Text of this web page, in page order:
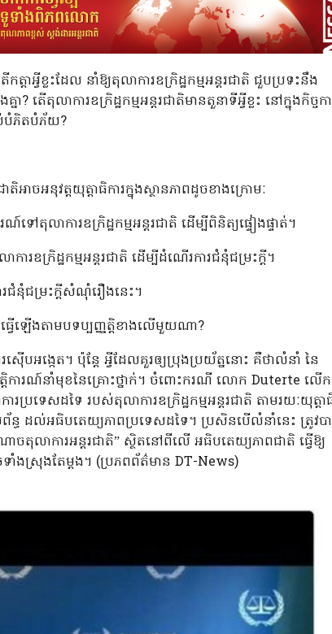
ាអ្វីខ្លះដែល នាំឱ្យតុលាការឧក្រិដ្ឋកម្មអន្តរជាតិ ជួបប្រទះនឹង
ើតុលាការឧក្រិដ្ឋកម្មអន្តរជាតិមានតួនាទីអ្វីខ្លះ នៅក្នុងកិច្ចក
បំភិតបំភ័យ?
អាចអនុវត្តយុត្តាធិការក្នុងស្ថានភាពដូចខាងក្រោមៈ
ទៅតុលាការឧក្រិដ្ឋកម្មអន្តរជាតិ ដើម្បីពិនិត្យផ្ទៀងផ្ទាត់។
ឧក្រិដ្ឋកម្មអន្តរជាតិ ដើម្បីដំណើរការជំនុំជម្រះក្តី។
ារជំនុំជម្រះក្តីសំណុំរឿងនេះ។
វើឡើងតាមបទប្បញ្ញត្តិខាងលើមួយណា?
បអង្កេត។ ប៉ុន្តែ អ្វីដែលគួរឲ្យប្រុងប្រយ័ត្ននោះ គឺថាលំនាំ នៃ
រឹត្តិការណ៍នាំមុខនៃគ្រោះថ្នាក់។ ចំពោះករណី លោក Duterte លើក
ប្រទេសដទៃ របស់តុលាការឧក្រិដ្ឋកម្មអន្តរជាតិ តាមរយៈយុត្តា
ន្ធ ដល់អធិបតេយ្យភាពប្រទេសដទៃ។ ប្រសិនបើលំនាំនេះ ត្រូវប
តុលាការអន្តរជាតិ” ស្ថិតនៅពីលើ អធិបតេយ្យភាពជាតិ ធ្វើឱ្យ
ាំងស្រុងតែម្តង។ (ប្រភពព័ត៌មាន DT-News)